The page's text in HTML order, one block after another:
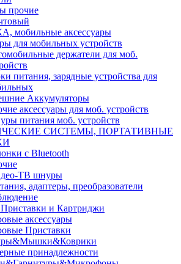
прочие
аксессуары
для мобильных устройств
держатели для моб.
питания, зарядные устройства для
Аккумуляторы
аксессуары для моб. устройств
питания моб. устройств
СИСТЕМЫ, ПОРТАТИВНЫЕ
с Bluetooth
ТВ шнуры
адаптеры, преобразователи
и Картриджи
аксессуары
Приставки
принадлежности